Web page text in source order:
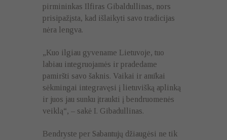
pirmininkas Ilfiras Gibaldullinas, nors
prisipažįsta, kad išlaikyti savo tradicijas
nėra lengva.
„Kuo ilgiau gyvename Lietuvoje, tuo
labiau integruojamės ir pradedame
pamiršti savo šaknis. Vaikai ir anūkai
sėkmingai integravęsi į lietuvišką aplinką
ir juos jau sunku įtraukti į bendruomenės
veiklą“, – sakė I. Gibadullinas.
Bendryste per Sabantujų džiaugėsi ne tik